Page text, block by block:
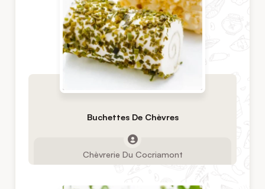
Buchettes De Chèvres
Chèvrerie Du Cocriamont